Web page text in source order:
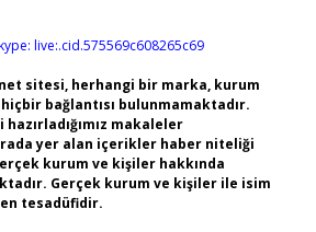
live:.cid.575569c608265c69
sitesi, herhangi bir marka, kurum
bağlantısı bulunmamaktadır.
makaleler
yer alan içerikler haber niteliği
kurum ve kişiler hakkında
Gerçek kurum ve kişiler ile isim
tesadüfidir.